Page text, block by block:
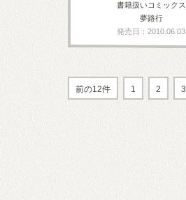
書籍扱いコミックス
夢路行
発売日：2010.06.03
前の12件 1 2 3